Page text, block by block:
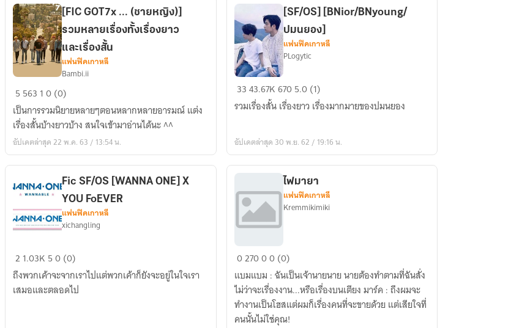
เรื่อง
ใหม่)
GOT7x
...
(ชาย
หญิง)]
รวม
เรื่อง
เรื่อง
ยาว
เรื่อง
สั้น
[FIC GOT7x ... (ชายหญิง)]
รวมหลายเรื่องทั้งเรื่องยาว
และเรื่องสั้น
แฟนฟิคเกาหลี
Bambi.ii
5 563 1 0 (0)
เป็นการรวมนิยายหลายๆตอนหลากหลายอารมณ์ แต่ง
เรื่องสั้นบ้างยาวบ้าง สนใจเข้ามาอ่านได้นะ ^^
อัปเดตล่าสุด 22 พ.ค. 63 / 13:54 น.
[SF/OS]
[BNior/BNyoung/
ปม
[SF/OS] [BNior/BNyoung/
ปมนยอง]
แฟนฟิคเกาหลี
PLogytic
3343.67K670 5.0 (1)
รวมเรื่องสั้น เรื่องยาว เรื่องมากมายของปมนยอง
อัปเดตล่าสุด 30 พ.ย. 62 / 19:16 น.
Fic
SF/OS
[WANNA
ONE]
Fic SF/OS [WANNA ONE] X
YOU FoEVER
แฟนฟิคเกาหลี
xichangling
2 1.03K 5 0 (0)
ถึงพวกเค้าจะจากเราไปแต่พวกเค้าก็ยังจะอยู่ในใจเรา
เสมอและตลอดไป
ไฟ
ไฟมายา
แฟนฟิคเกาหลี
Kremmikimiki
027000 (0)
แบมแบม : ฉันเป็นเจ้านายนาย นายต้องทำตามที่ฉันสั่ง
ไม่ว่าจะเรื่องงาน...หรือเรื่องบนเตียง มาร์ค : ถึงผมจะ
ทำงานเป็นโฮสแต่ผมก็เรื่องคนที่จะขายด้วย แต่เสียใจที่
คนนั้นไม่ใช่คุณ!